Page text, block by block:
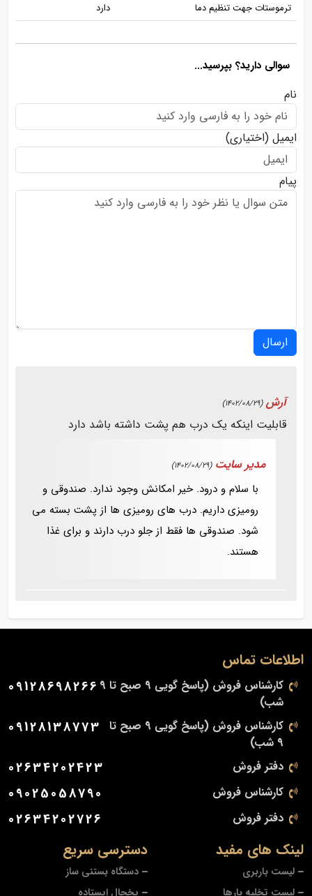
ترموستات جهت تنظیم دما
دارد
سوالی دارید؟ بپرسید...
نام
ایمیل (اختیاری)
پیام
ارسال
آرش (1402/08/29)
قابلیت اینکه یک درب هم پشت داشته باشد دارد
مدیر سایت (1402/08/29)
با سلام و درود. خیر امکانش وجود ندارد. صندوقی و
رومیزی داریم. درب های رومیزی ها از پشت بسته می
شود. صندوقی ها فقط از جلو درب دارند و برای غذا
هستند.
دسترسی سریع
دستگاه بستنی ساز
یخچال ایستاده
لینک های مفید
لیست باربری
لیست تخلیه بارها
اطلاعات تماس
کارشناس فروش (پاسخ گویی 9 صبح تا 9
شب)
09128698266
کارشناس فروش (پاسخ گویی 9 صبح تا
9 شب)
09128138773
دفتر فروش 02634202423
کارشناس فروش 09025058790
دفتر فروش 02634202726